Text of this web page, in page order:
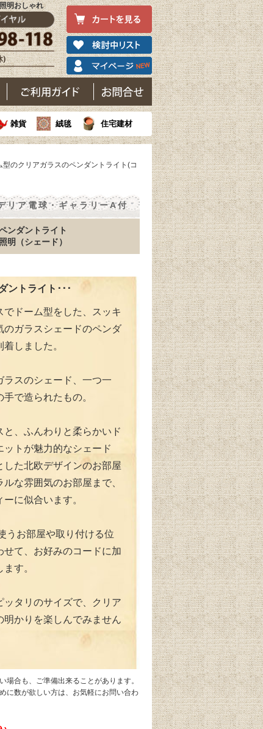
明おしゃれ
雑貨 絨毯 住宅建材
型のクリアガラスのペンダントライト(コ
リア電球・ギャラリーA付
ンダントライト
明（シェード）
ントライト･･･
でドーム型をした、スッキ
のガラスシェードのペンダ
しました。
ラスのシェード、一つ一
で造られたもの。
と、ふんわりと柔らかいド
ットが魅力的なシェード
した北欧デザインのお部屋
な雰囲気のお部屋まで、
に似合います。
うお部屋や取り付ける位
せて、お好みのコードに加
す。
ッタリのサイズで、クリア
明かりを楽しんでみません
場合も、ご準備出来ることがあります。
に数が欲しい方は、お気軽にお問い合わ